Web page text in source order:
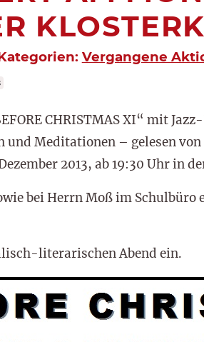
Vergangene
CHRISTMAS XI“ mit
und Meditationen – gelesen
2013, ab 19:30 Uhr in
bei Herrn Moß im
literarischen Abend ein.